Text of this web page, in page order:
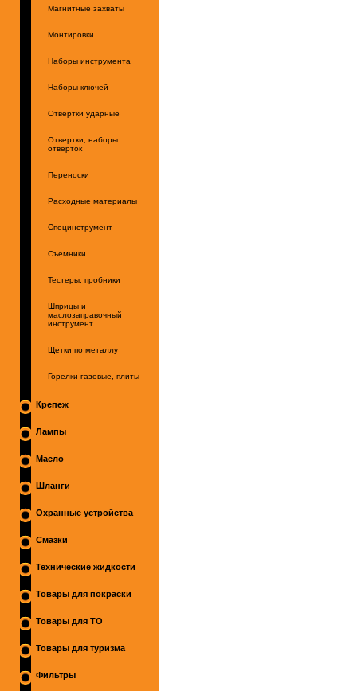
Магнитные захваты
Монтировки
Наборы инструмента
Наборы ключей
Отвертки ударные
Отвертки, наборы
отверток
Переноски
Расходные материалы
Специнструмент
Съемники
Тестеры, пробники
Шприцы и
маслозаправочный
инструмент
Щетки по металлу
Горелки газовые, плиты
Крепеж
Лампы
Масло
Шланги
Охранные устройства
Смазки
Технические жидкости
Товары для покраски
Товары для ТО
Товары для туризма
Фильтры